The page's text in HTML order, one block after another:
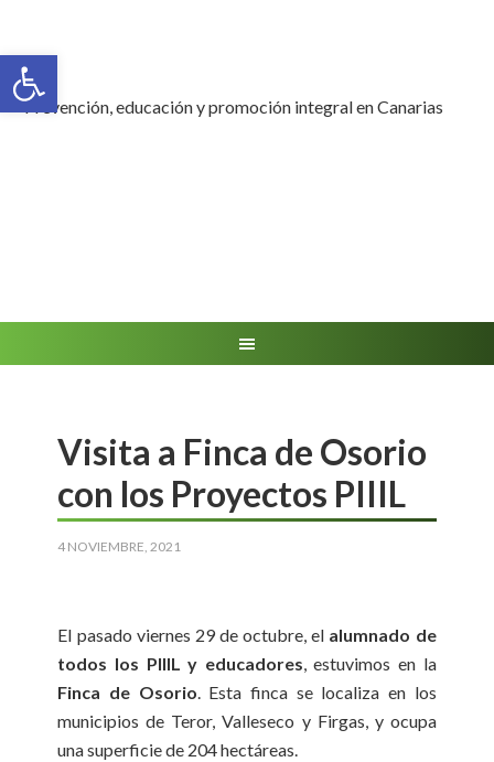
Prevención, educación y promoción integral en Canarias
Visita a Finca de Osorio
con los Proyectos PIIIL
4 NOVIEMBRE, 2021
El pasado viernes 29 de octubre, el alumnado de
todos los PIIIL y educadores, estuvimos en la
Finca de Osorio. Esta finca se localiza en los
municipios de Teror, Valleseco y Firgas, y ocupa
una superficie de 204 hectáreas.
Abrir barra de herramientas